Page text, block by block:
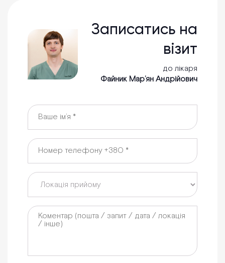
Записатись на
візит
до лікаря
Файник Мар’ян Андрійович